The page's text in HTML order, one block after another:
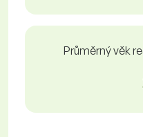
Průměrný věk